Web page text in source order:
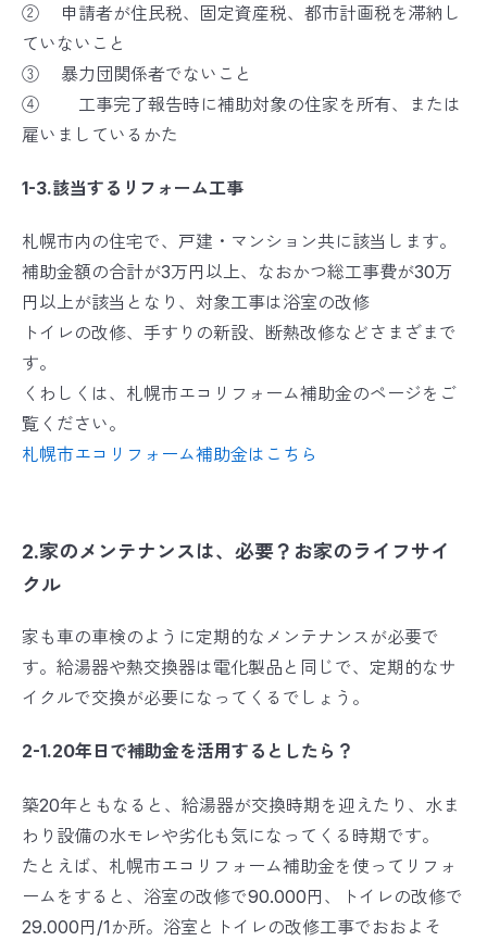
② 申請者が住民税、固定資産税、都市計画税を滞納し
ていないこと
③ 暴力団関係者でないこと
④ 工事完了報告時に補助対象の住家を所有、または
雇いましているかた
1-3.該当するリフォーム工事
札幌市内の住宅で、戸建・マンション共に該当します。
補助金額の合計が3万円以上、なおかつ総工事費が30万
円以上が該当となり、対象工事は浴室の改修
トイレの改修、手すりの新設、断熱改修などさまざまで
す。
くわしくは、札幌市エコリフォーム補助金のページをご
覧ください。
札幌市エコリフォーム補助金はこちら
2.家のメンテナンスは、必要？お家のライフサイ
クル
家も車の車検のように定期的なメンテナンスが必要で
す。給湯器や熱交換器は電化製品と同じで、定期的なサ
イクルで交換が必要になってくるでしょう。
2-1.20年日で補助金を活用するとしたら？
築20年ともなると、給湯器が交換時期を迎えたり、水ま
わり設備の水モレや劣化も気になってくる時期です。
たとえば、札幌市エコリフォーム補助金を使ってリフォ
ームをすると、浴室の改修で90.000円、トイレの改修で
29.000円/1か所。浴室とトイレの改修工事でおおよそ